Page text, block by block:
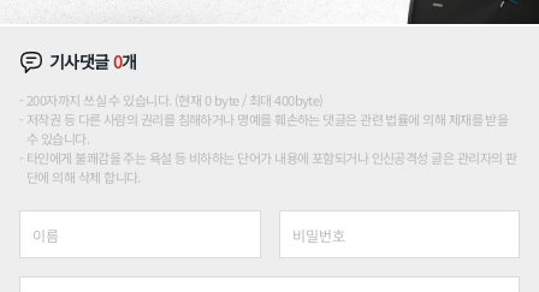
기사댓글0개
200자까지 쓰실 수 있습니다. (현재 0 byte / 최대 400byte)
저작권 등 다른 사람의 권리를 침해하거나 명예를 훼손하는 댓글은 관련 법률에 의해 제재를 받을
수 있습니다.
타인에게 불쾌감을 주는 욕설 등 비하하는 단어가 내용에 포함되거나 인신공격성 글은 관리자의 판
단에 의해 삭제 합니다.